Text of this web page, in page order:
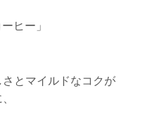
ヒー」
とマイルドなコクが